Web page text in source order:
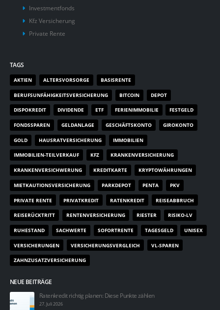
Investmentfonds
Kfz Versicherung
Private Rente
TAGS
AKTIEN ALTERSVORSORGE BASISRENTE
BERUFSUNFÄHIGKEITSVERSICHERUNG BITCOIN DEPOT
DISPOKREDIT DIVIDENDE ETF FERIENIMMOBILIE FESTGELD
FONDSSPAREN GELDANLAGE GESCHÄFTSKONTO GIROKONTO
GOLD HAUSRATVERSICHERUNG IMMOBILIEN
IMMOBILIEN-TEILVERKAUF KFZ KRANKENVERSICHERUNG
KRANKENVERSICHWERUNG KREDITKARTE KRYPTOWÄHRUNGEN
MIETKAUTIONSVERSICHERUNG PARKDEPOT PENTA PKV
PRIVATE RENTE PRIVATKREDIT RATENKREDIT REISEABBRUCH
REISERÜCKTRITT RENTENVERSICHERUNG RIESTER RISIKO-LV
RUHESTAND SACHWERTE SOFORTRENTE TAGESGELD UNISEX
VERSICHERUNGEN VERSICHERUNGSVERGLEICH VL-SPAREN
ZAHNZUSATZVERSICHERUNG
NEUE BEITRÄGE
Ratenkredit richtig planen: Diese Punkte zählen
27. Juli 2026